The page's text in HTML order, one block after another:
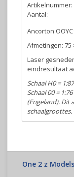
Artikelnummer:
Aantal:
Ancorton
Afmetingen: 75
Laser
eindresultaat
Schaal H0 =
Schaal 00 =
(Engeland). Dit
schaalgroottes.
One 2 z